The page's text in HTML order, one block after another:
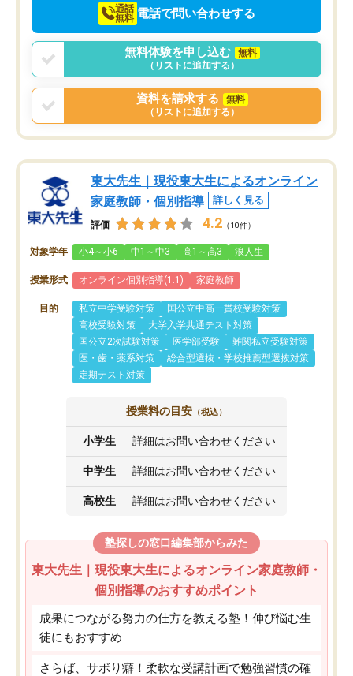
通話
無料 電話で問い合わせする
無料体験を申し込む
無料
（リストに追加する）
資料を請求する
無料
（リストに追加する）
東大先生｜現役東大生によるオンライン
家庭教師・個別指導
詳しく見る
評価 4.2 （10件）
対象学年 小4～小6 中1～中3 高1～高3 浪人生
授業形式 オンライン個別指導(1:1) 家庭教師
目的 私立中学受験対策
国公立中高一貫校受験対策
高校受験対策
大学入学共通テスト対策
国公立2次試験対策
医学部受験
難関私立受験対策
医・歯・薬系対策
総合型選抜・学校推薦型選抜対策
定期テスト対策
授業料の目安 （税込）
小学生 詳細はお問い合わせください
中学生 詳細はお問い合わせください
高校生 詳細はお問い合わせください
塾探しの窓口編集部からみた
東大先生｜現役東大生によるオンライン家庭教師・
個別指導のおすすめポイント
成果につながる努力の仕方を教える塾！伸び悩む生
徒にもおすすめ
さらば、サボり癖！柔軟な受講計画で勉強習慣の確